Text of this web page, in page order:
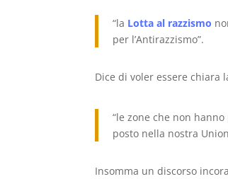
“la Lotta al razzismo
per l’Antirazzismo”.
Dice di voler essere chiara
“le zone che non
posto nella nostra
Insomma un discorso